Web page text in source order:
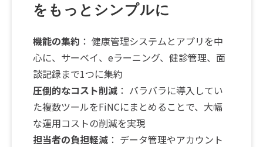
をもっとシンプルに
機能の集約 ： 健康管理システムとアプリを中
心に、サーベイ、eラーニング、健診管理、面
談記録まで1つに集約
圧倒的なコスト削減 ： バラバラに導入してい
た複数ツールをFiNCにまとめることで、大幅
な運用コストの削減を実現
担当者の負担軽減 ： データ管理やアカウント